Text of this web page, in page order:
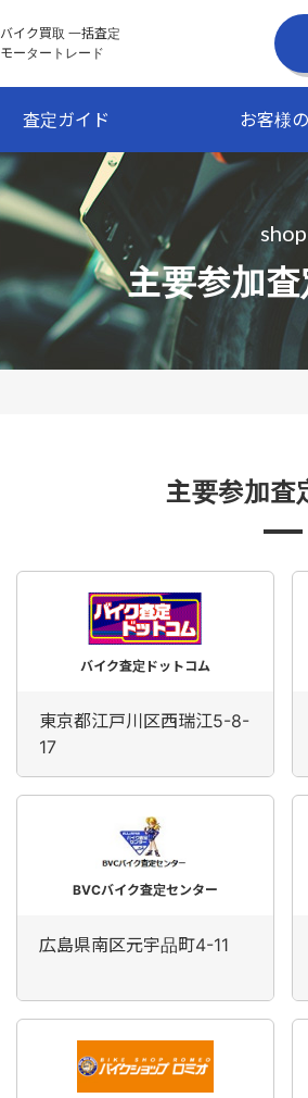
バイク買取 一括査定
モータートレード
査定ガイド お客様
shop
主要参加
主要参加査
バイク査定ドットコム
東京都江戸川区西瑞江5-8-
17
BVCバイク査定センター
広島県南区元宇品町4-11